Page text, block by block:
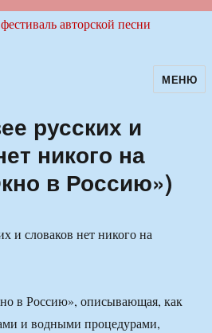
авторскойМЕНЮ
русских и
никого на
в Россию»)
в Россию», описывающая, как
и водными процедурами,